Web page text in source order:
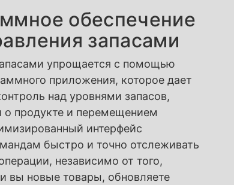
обеспечение
запасами
упрощается с помощью
приложения, которое дает
над уровнями запасов,
о продукте и перемещением
интерфейс
быстро и точно отслеживать
независимо от того,
вы новые товары, обновляете